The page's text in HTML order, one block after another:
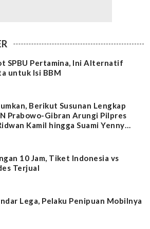
SPBU Pertamina, Ini Alternatif
untuk Isi BBM
Berikut Susunan Lengkap
Prabowo-Gibran Arungi Pilpres
Kamil hingga Suami Yenny
10 Jam, Tiket Indonesia vs
Terjual
Lega, Pelaku Penipuan Mobilnya